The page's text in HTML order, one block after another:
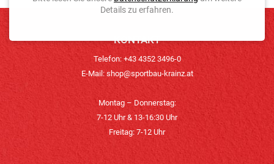
KONTAKT
Telefon: +43 4352 3496-0
E-Mail:shop@sportbau-krainz.at
Montag – Donnerstag:
7-12 Uhr & 13-16:30 Uhr
Freitag: 7-12 Uhr
Details zu erfahren.